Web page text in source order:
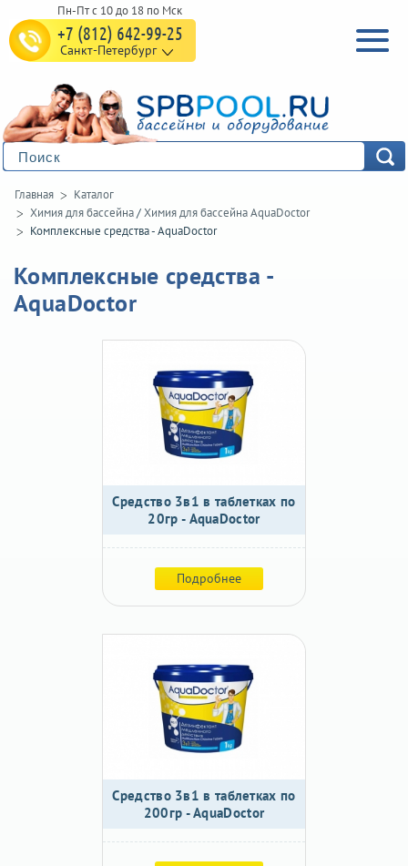
+7 (812) 642-99-25
Санкт-Петербург
Главная
Каталог
Химия для бассейна/Химия для бассейна AquaDoctor
Комплексные средства - AquaDoctor
Комплексные средства -
AquaDoctor
Средство 3в1 в таблетках по
20гр - AquaDoctor
Подробнее
Средство 3в1 в таблетках по
200гр - AquaDoctor